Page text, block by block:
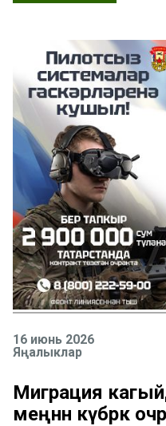
16 июнь 2026
Яңалыклар
Миграция
меңнән күбрәк